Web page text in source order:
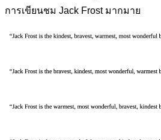
การเขียนชม Jack Frost มากมาย